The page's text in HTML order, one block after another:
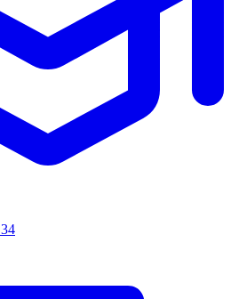
34